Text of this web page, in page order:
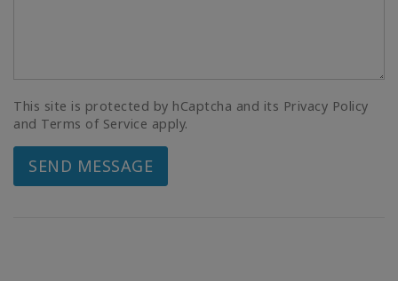
This site is protected by hCaptcha and its Privacy Policy
and Terms of Service apply.
SEND MESSAGE